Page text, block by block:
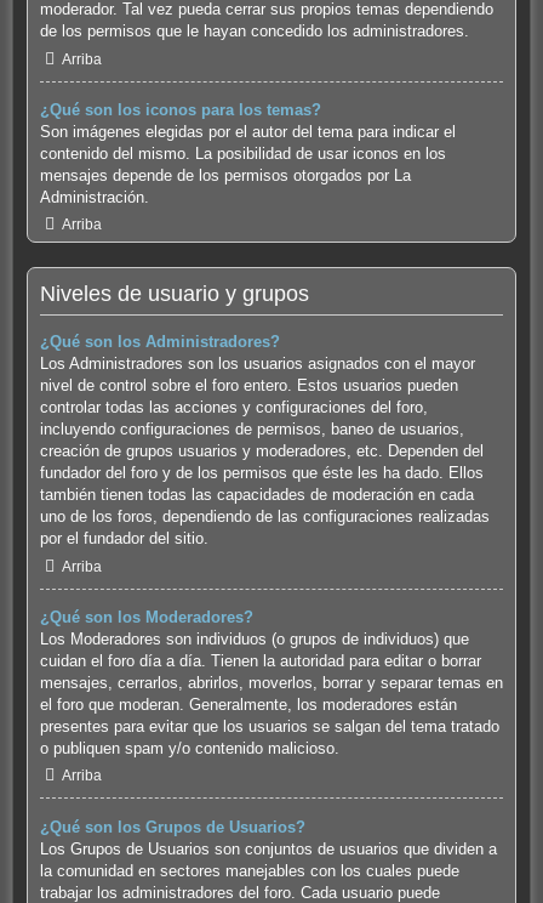
moderador. Tal vez pueda cerrar sus propios temas dependiendo
de los permisos que le hayan concedido los administradores.
Arriba
¿Qué son los iconos para los temas?
Son imágenes elegidas por el autor del tema para indicar el
contenido del mismo. La posibilidad de usar iconos en los
mensajes depende de los permisos otorgados por La
Administración.
Arriba
Niveles de usuario y grupos
¿Qué son los Administradores?
Los Administradores son los usuarios asignados con el mayor
nivel de control sobre el foro entero. Estos usuarios pueden
controlar todas las acciones y configuraciones del foro,
incluyendo configuraciones de permisos, baneo de usuarios,
creación de grupos usuarios y moderadores, etc. Dependen del
fundador del foro y de los permisos que éste les ha dado. Ellos
también tienen todas las capacidades de moderación en cada
uno de los foros, dependiendo de las configuraciones realizadas
por el fundador del sitio.
Arriba
¿Qué son los Moderadores?
Los Moderadores son individuos (o grupos de individuos) que
cuidan el foro día a día. Tienen la autoridad para editar o borrar
mensajes, cerrarlos, abrirlos, moverlos, borrar y separar temas en
el foro que moderan. Generalmente, los moderadores están
presentes para evitar que los usuarios se salgan del tema tratado
o publiquen spam y/o contenido malicioso.
Arriba
¿Qué son los Grupos de Usuarios?
Los Grupos de Usuarios son conjuntos de usuarios que dividen a
la comunidad en sectores manejables con los cuales puede
trabajar los administradores del foro. Cada usuario puede